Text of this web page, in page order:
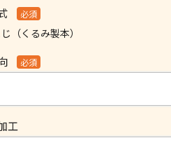
必須
（くるみ製本）
必須
工